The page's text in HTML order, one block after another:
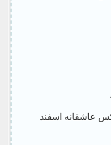
عاشقانه جدید ۲۰۱۶ و عکس عاشقانه اسفند